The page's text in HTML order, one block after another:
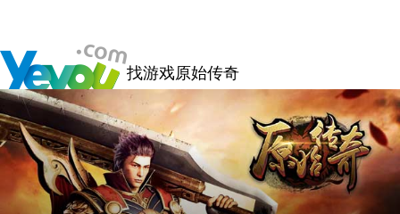
找游戏原始传奇